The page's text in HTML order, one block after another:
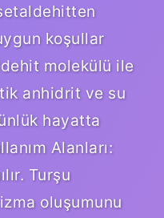
koşullar
molekülü ile
anhidrit ve su
hayatta
Alanları:
Turşu
oluşumunu